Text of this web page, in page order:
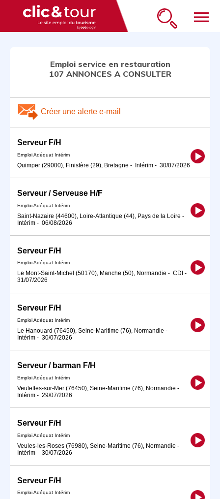
menu
Emploi service en restauration
107 ANNONCES A CONSULTER
Créer une alerte e-mail
Serveur F/H
Emploi Adéquat Intérim
Quimper (29000), Finistère (29), Bretagne - Intérim - 30/07/2026
Serveur / Serveuse H/F
Emploi Adéquat Intérim
Saint-Nazaire (44600), Loire-Atlantique (44), Pays de la Loire -
Intérim - 06/08/2026
Serveur F/H
Emploi Adéquat Intérim
Le Mont-Saint-Michel (50170), Manche (50), Normandie - CDI -
31/07/2026
Serveur F/H
Emploi Adéquat Intérim
Le Hanouard (76450), Seine-Maritime (76), Normandie -
Intérim - 30/07/2026
Serveur / barman F/H
Emploi Adéquat Intérim
Veulettes-sur-Mer (76450), Seine-Maritime (76), Normandie -
Intérim - 29/07/2026
Serveur F/H
Emploi Adéquat Intérim
Veules-les-Roses (76980), Seine-Maritime (76), Normandie -
Intérim - 30/07/2026
Serveur F/H
Emploi Adéquat Intérim